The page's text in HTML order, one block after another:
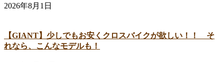
2026年8月1日
【GIANT】少しでもお安くクロスバイクが欲しい！！ そ
れなら、こんなモデルも！